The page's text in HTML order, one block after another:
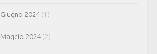
Giugno 2024 (1)
Maggio 2024 (2)